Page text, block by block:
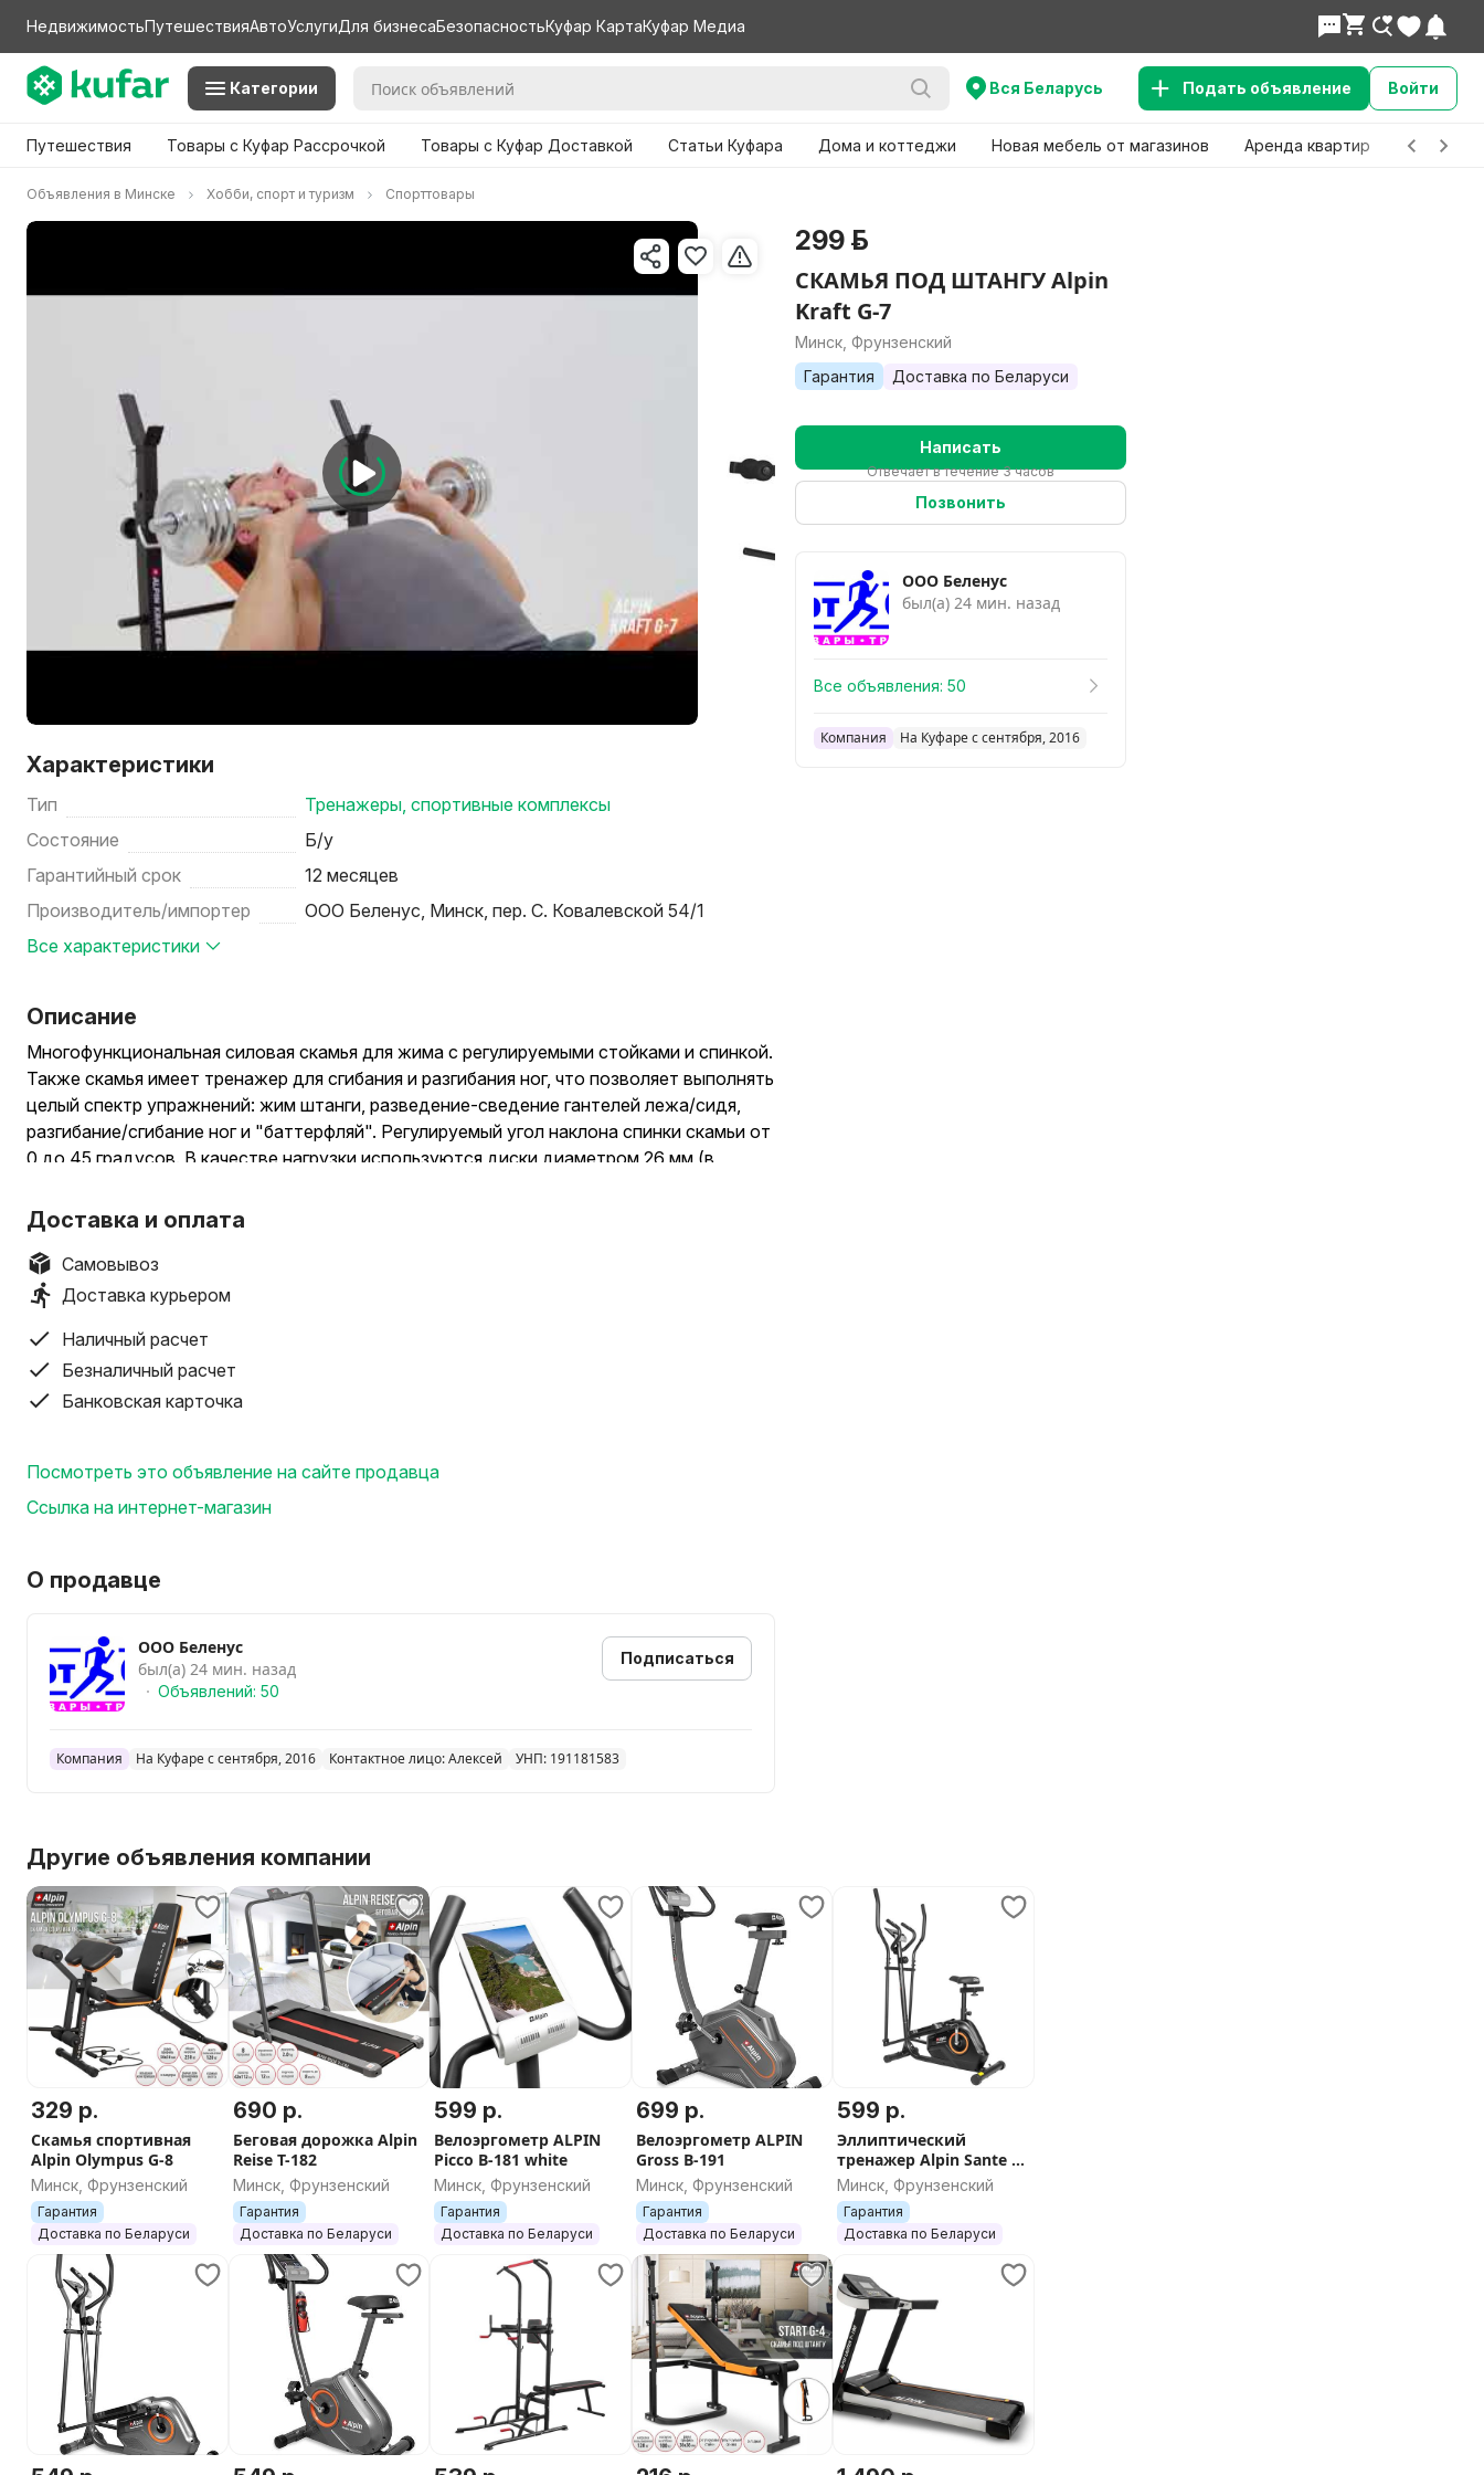
НедвижимостьПутешествияАвтоУслугиДля бизнесаБезопасностьКуфар КартаКуфар Медиа
Категории Вся Беларусь Подать объявление Войти
Путешествия Товары с Куфар Рассрочкой Товары с Куфар Доставкой Статьи Куфара Дома и коттеджи Новая мебель от магазинов Аренда квартир Детские
Объявления в Минске Хобби, спорт и туризм Спорттовары
Характеристики
Тип
Тренажеры, спортивные комплексы
Состояние
Б/у
Гарантийный срок
12 месяцев
Производитель/импортер
ООО Беленус, Минск, пер. С. Ковалевской 54/1
Все характеристики
Описание
Многофункциональная силовая скамья для жима с регулируемыми стойками и спинкой.
Также скамья имеет тренажер для сгибания и разгибания ног, что позволяет выполнять
целый спектр упражнений: жим штанги, разведение-сведение гантелей лежа/сидя,
разгибание/сгибание ног и "баттерфляй". Регулируемый угол наклона спинки скамьи от
0 до 45 градусов. В качестве нагрузки используются диски диаметром 26 мм (в
Тип многофункциональная силовая скамья с регулируемыми стойками
Упражнения жим штанги, разведение-сведение гантелей лежа/сидя, разгибание и
сгибание ног
Рама устойчивая, с однослойной покраской (38*38mm)
Сидение комфортабельное (40 мм.)
Регулировка положения сидения 3 положения
Складывание есть
Вес нетто 20,5 кг.
Вес брутто 22,5 кг.
Доставка и оплата
Самовывоз
Доставка курьером
Наличный расчет
Безналичный расчет
Банковская карточка
Посмотреть это объявление на сайте продавца
Ссылка на интернет-магазин
О продавце
ООО Беленус
был(а) 24 мин. назад
Объявлений: 50
Подписаться
Компания На Куфаре с сентября, 2016 Контактное лицо: Алексей УНП: 191181583
Другие объявления компании
329 р.
Скамья спортивная
Alpin Olympus G-8
Минск, Фрунзенский
Гарантия
Доставка по Беларуси
690 р.
Беговая дорожка Alpin
Reise T-182
Минск, Фрунзенский
Гарантия
Доставка по Беларуси
599 р.
Велоэргометр ALPIN
Picco B-181 white
Минск, Фрунзенский
Гарантия
Доставка по Беларуси
699 р.
Велоэргометр ALPIN
Gross B-191
Минск, Фрунзенский
Гарантия
Доставка по Беларуси
599 р.
Эллиптический
тренажер Alpin Sante X-
172 с сиденьем
Минск, Фрунзенский
Гарантия
Доставка по Беларуси
299 р.
СКАМЬЯ ПОД ШТАНГУ Alpin
Kraft G-7
Минск, Фрунзенский
Гарантия
Доставка по Беларуси
Написать
Отвечает в течение 3 часов
Позвонить
ООО Беленус
был(а) 24 мин. назад
Все объявления: 50
Компания На Куфаре с сентября, 2016